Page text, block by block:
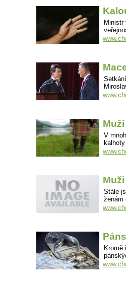
Ministr
V
Stále
ženám
Kromě